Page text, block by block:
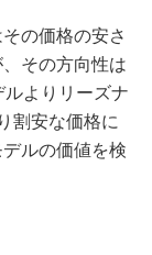
の価格の安さ
その方向性は
よりリーズナ
割安な価格に
ルの価値を検